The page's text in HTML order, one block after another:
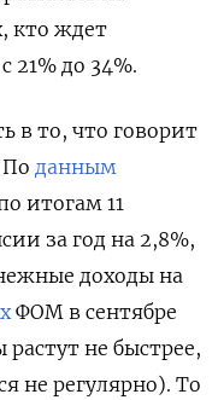
кто ждет
21% до 34%.
в то, что говорит
данным
итогам 11
за год на 2,8%,
доходы на
ФОМ в сентябре
не быстрее,
не регулярно). То